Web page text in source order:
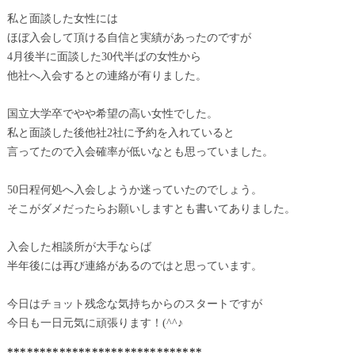
私と面談した女性には
ほぼ入会して頂ける自信と実績があったのですが
4月後半に面談した30代半ばの女性から
他社へ入会するとの連絡が有りました。
国立大学卒でやや希望の高い女性でした。
私と面談した後他社2社に予約を入れていると
言ってたので入会確率が低いなとも思っていました。
50日程何処へ入会しようか迷っていたのでしょう。
そこがダメだったらお願いしますとも書いてありました。
入会した相談所が大手ならば
半年後には再び連絡があるのではと思っています。
今日はチョット残念な気持ちからのスタートですが
今日も一日元気に頑張ります！(^^♪
******************************